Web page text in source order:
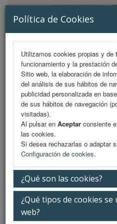
Política de Cookies
Utilizamos cookies propias y de
funcionamiento y la prestación
Sitio web, la elaboración de
del análisis de sus hábitos de
publicidad personalizada en
de sus hábitos de navegación
visitadas).
Al pulsar en Aceptar consiente
las cookies.
Si desea rechazarlas o adaptar
Configuración de cookies.
¿Qué son las cookies?
¿Qué tipos de cookies
web?
MENU
Programa científico
Programa científico (PDF)
Cronograma Programa científico
Programa enfermería
Cronograma Programa enfermería
Normativa comunicaciones